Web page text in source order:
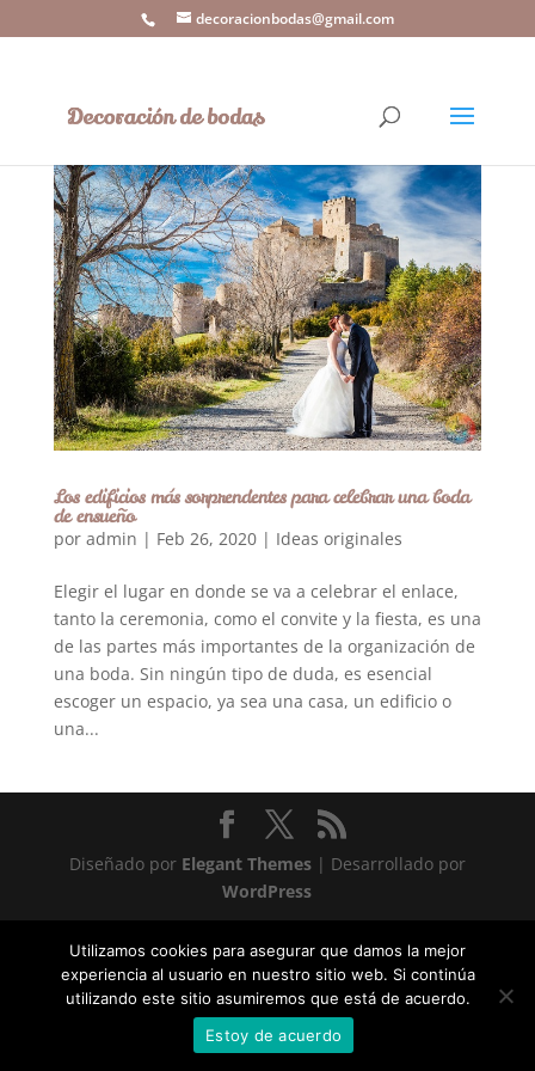
decoracionbodas@gmail.com
Los edificios más sorprendentes para celebrar una boda
de ensueño
por admin | Feb 26, 2020| Ideas originales
Elegir el lugar en donde se va a celebrar el enlace,
tanto la ceremonia, como el convite y la fiesta, es una
de las partes más importantes de la organización de
una boda. Sin ningún tipo de duda, es esencial
escoger un espacio, ya sea una casa, un edificio o
una...
Diseñado por Elegant Themes| Desarrollado por
WordPress
Utilizamos cookies para asegurar que damos la mejor
experiencia al usuario en nuestro sitio web. Si continúa
utilizando este sitio asumiremos que está de acuerdo.
Estoy de acuerdo